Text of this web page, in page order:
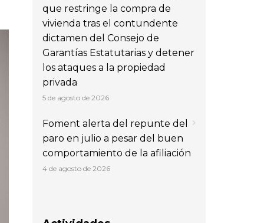
que restringe la compra de
vivienda tras el contundente
dictamen del Consejo de
Garantías Estatutarias y detener
los ataques a la propiedad
privada
5 de agosto de 2026
Foment alerta del repunte del
paro en julio a pesar del buen
comportamiento de la afiliación
4 de agosto de 2026